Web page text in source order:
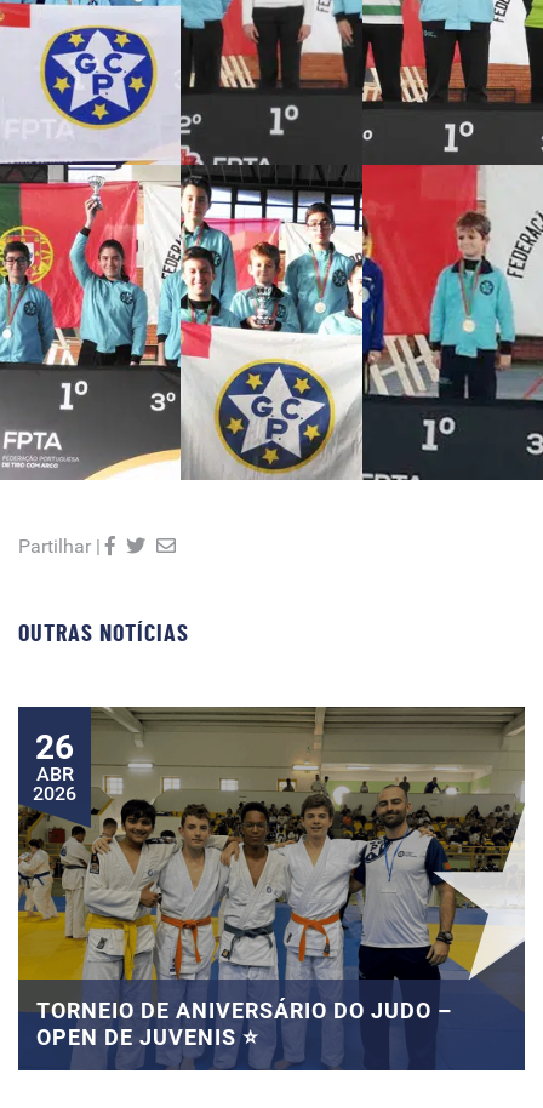
Partilhar |
OUTRAS NOTÍCIAS
26
ABR
2026
TORNEIO DE ANIVERSÁRIO DO JUDO –
OPEN DE JUVENIS ⭐